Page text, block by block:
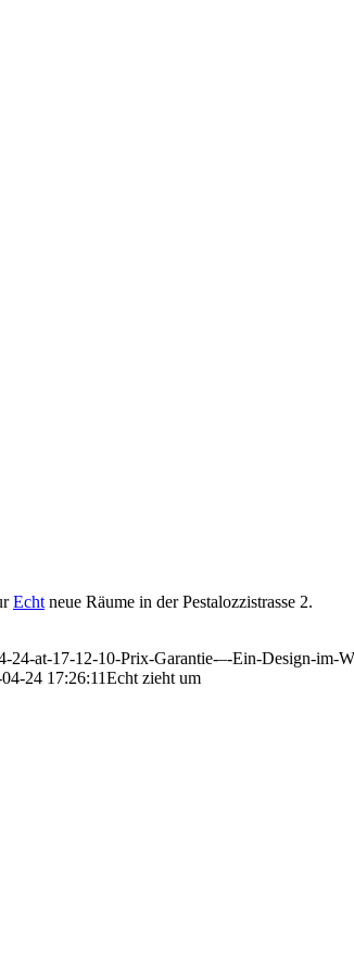
Echt neue Räume in der Pestalozzistrasse 2.
24-at-17-12-10-Prix-Garantie-–-Ein-Design-im-
24 17:26:11Echt zieht um